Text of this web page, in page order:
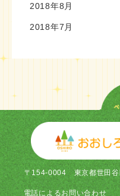
2018年8月
2018年7月
〒154-0004東京都世田
電話によるお問い合わせ